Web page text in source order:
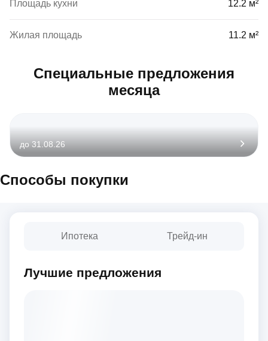
Площадь кухни 12.2 м²
Жилая площадь 11.2 м²
Специальные предложения
месяца
до 31.08.26
Способы покупки
Ипотека Трейд-ин
Лучшие предложения